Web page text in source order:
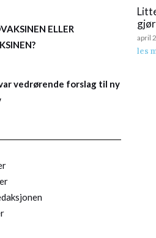
ELLER
vedrørende forslag til ny
april
les